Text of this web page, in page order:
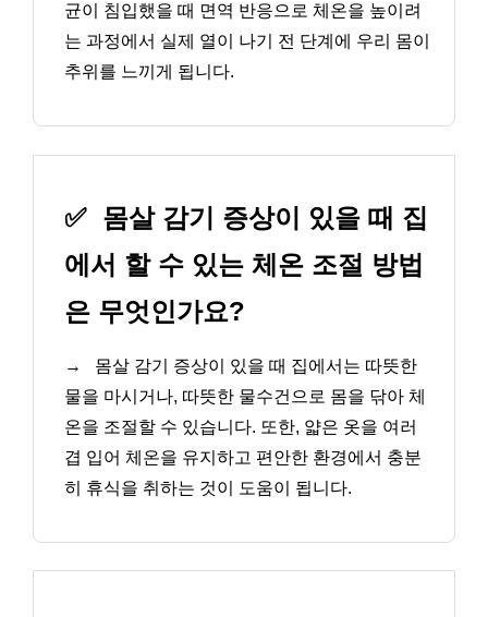
균이 침입했을 때 면역 반응으로 체온을 높이려
는 과정에서 실제 열이 나기 전 단계에 우리 몸이
추위를 느끼게 됩니다.
✅ 몸살 감기 증상이 있을 때 집
에서 할 수 있는 체온 조절 방법
은 무엇인가요?
→
몸살 감기 증상이 있을 때 집에서는 따뜻한
물을 마시거나, 따뜻한 물수건으로 몸을 닦아 체
온을 조절할 수 있습니다. 또한, 얇은 옷을 여러
겹 입어 체온을 유지하고 편안한 환경에서 충분
히 휴식을 취하는 것이 도움이 됩니다.